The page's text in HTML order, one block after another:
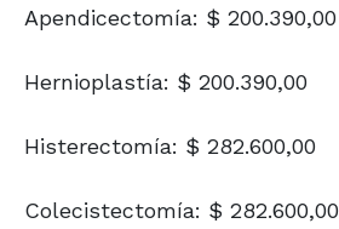
Apendicectomía: $ 200.390,00
Hernioplastía: $ 200.390,00
Histerectomía: $ 282.600,00
Colecistectomía: $ 282.600,00